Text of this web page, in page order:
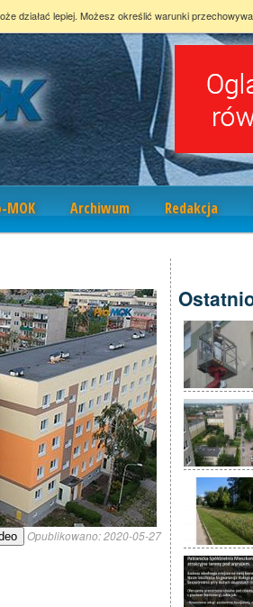
MOK Archiwum Redakcja
Opublikowano:2020-05-27
działać lepiej. Możesz określić warunki